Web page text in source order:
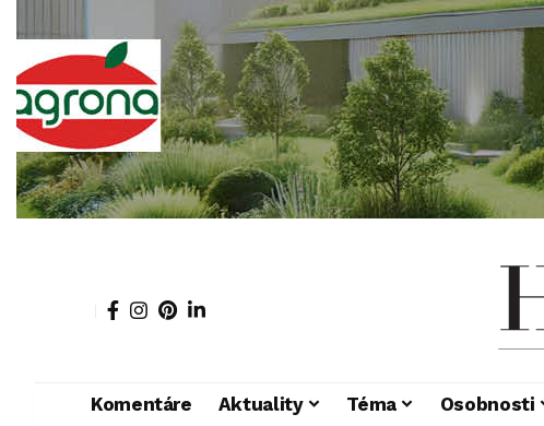
Komentáre Aktuality Téma Osobnosti